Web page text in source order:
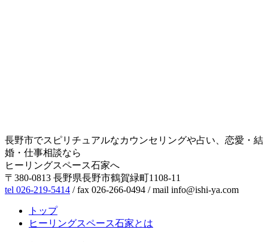
長野市でスピリチュアルなカウンセリングや占い、恋愛・結
婚・仕事相談なら
ヒーリングスペース石家へ
〒380-0813 長野県長野市鶴賀緑町1108-11
tel 026-219-5414 / fax 026-266-0494 / mail info@ishi-ya.com
トップ
ヒーリングスペース石家とは